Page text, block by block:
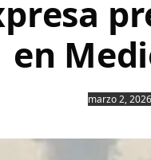
en
marzo 2, 2026